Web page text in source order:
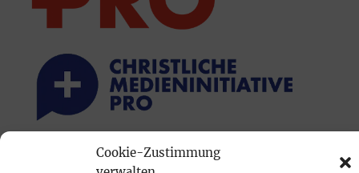
Cookie-Zustimmung
PRINTAUSGABE